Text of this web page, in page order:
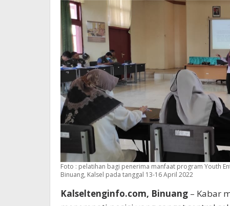
Foto : pelatihan bagi penerima manfaat program Youth
Binuang, Kalsel pada tanggal 13-16 April 2022
Kalseltenginfo.com, Binuang – Kabar